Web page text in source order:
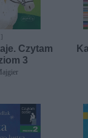
]
Czytam
3